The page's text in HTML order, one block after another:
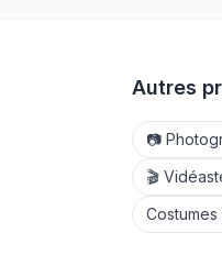
Autres
📷
🎬
Costumes